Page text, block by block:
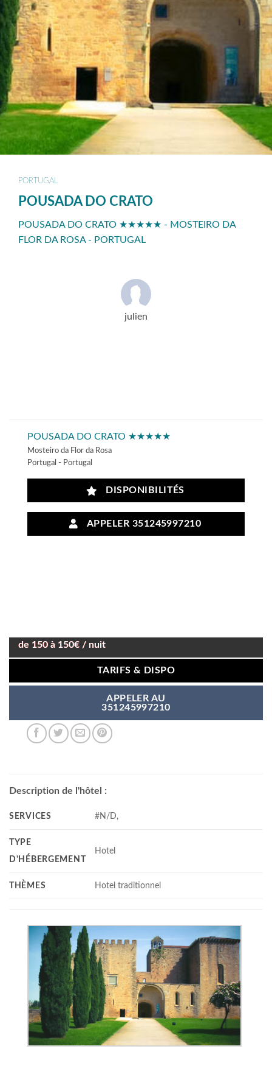
PORTUGAL
POUSADA DO CRATO
POUSADA DO CRATO ★★★★★ - MOSTEIRO DA
FLOR DA ROSA - PORTUGAL
julien
POUSADA DO CRATO ★★★★★
Mosteiro da Flor da Rosa
Portugal - Portugal
DISPONIBILITÉS
APPELER 351245997210
de 150 à 150€ / nuit
TARIFS & DISPO
APPELER AU
351245997210
Description de l'hôtel :
SERVICES #N/D,
TYPE
D'HÉBERGEMENT
Hotel
THÈMES Hotel traditionnel